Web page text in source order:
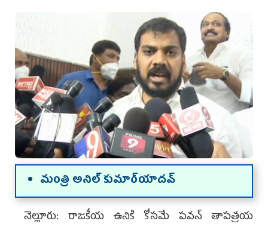
మంత్రి అనిల్‌ కుమార్‌యాదవ్‌
నెల్లూరు: రాజకీయ ఉనికి కోసమే పవన్‌ తాపత్రయ